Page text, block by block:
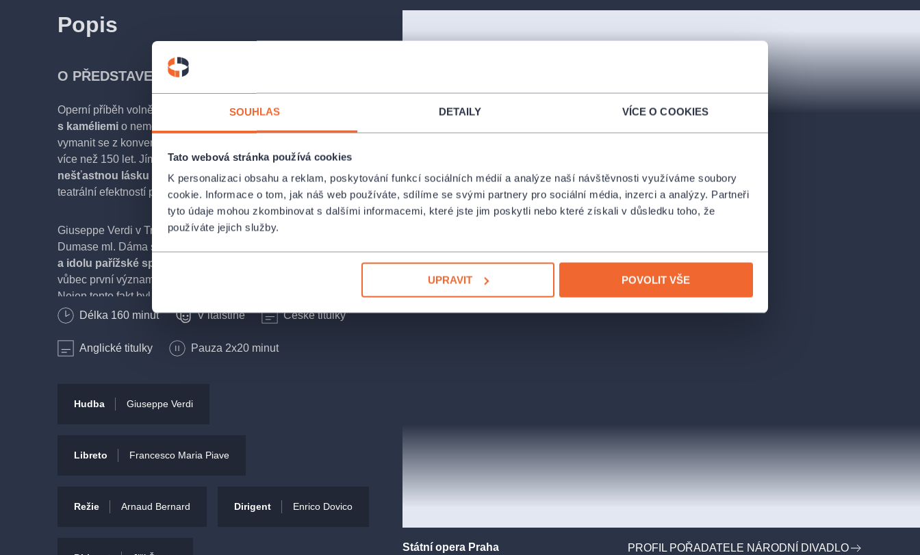
SOUHLAS DETAILY VÍCE O COOKIES
Tato webová stránka používá cookies
K personalizaci obsahu a reklam, poskytování funkcí sociálních médií a analýze naší návštěvnosti využíváme soubory
cookie. Informace o tom, jak náš web používáte, sdílíme se svými partnery pro sociální média, inzerci a analýzy. Partneři
tyto údaje mohou zkombinovat s dalšími informacemi, které jste jim poskytli nebo které získali v důsledku toho, že
používáte jejich služby.
UPRAVIT POVOLIT VŠE
Popis
O PŘEDSTAVENÍ
Operní příběh volně zpracovaný
podle Dumasova románu Dáma
s kaméliemi o nemocné kurtizáně Violettě a její marné touze
vymanit se z konvencí dobové společnosti dojímá posluchače již
více než 150 let. Jímavá Verdiho hudba romanticky idealizuje
nešťastnou lásku Violetty k Alfrédovia oslovuje více než
teatrální efektností především hlubokou a emotivní lyrikou.
Giuseppe Verdi v Traviatě na libreto podle románu Alexandra
Dumase ml. Dáma s kaméliemi o Marii Duplessis,
a idolu pařížské společnosti 40. let 19. století
, vytvořil vlastně
vůbec první významné operní dílo na současný společenský námět.
Nejen tento fakt byl nepřijatelný pro publikum při premiéře v roce
1853 v Benátkách: diváci byli i šokováni, že hlavní role je v této
postava. Takže premiéra skončila naprostým fiaskem. Ale už brzy
z německého Stavovského divadla. Stala se především příležitostí
k hostování slavných zahraničních pěvců, mj. legendární australské
inscenace se v roce 2006 ujal zahraniční tým v čele s francouzským
Arnaudem Bernardem
, hudebním nastudováním byl
Délka 160 minut V italštině České titulky
Anglické titulky Pauza 2x20 minut
Hudba Giuseppe Verdi
Libreto Francesco Maria Piave
Režie Arnaud Bernard Dirigent Enrico Dovico
Státní opera Praha
PROFIL POŘADATELE NÁRODNÍ DIVADLO